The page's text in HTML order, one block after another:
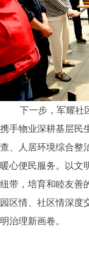
下一步，军耀社
携手物业深耕基层民
查、人居环境综合整
暖心便民服务。以文
纽带，培育和睦友善
园区情、社区情深度
明治理新画卷。